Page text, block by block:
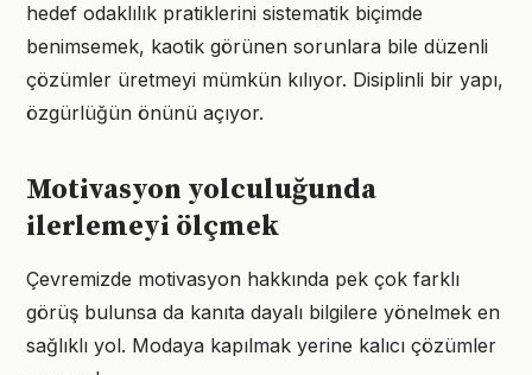
hedef odaklılık pratiklerini sistematik biçimde
benimsemek, kaotik görünen sorunlara bile düzenli
çözümler üretmeyi mümkün kılıyor. Disiplinli bir yapı,
özgürlüğün önünü açıyor.
Motivasyon yolculuğunda
ilerlemeyi ölçmek
Çevremizde motivasyon hakkında pek çok farklı
görüş bulunsa da kanıta dayalı bilgilere yönelmek en
sağlıklı yol. Modaya kapılmak yerine kalıcı çözümler